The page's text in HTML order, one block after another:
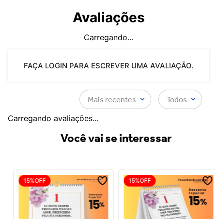
Avaliações
Carregando…
FAÇA LOGIN PARA ESCREVER UMA AVALIAÇÃO.
Mais recentes Todos
Carregando avaliações…
Você vai se interessar
15%OFF 15%OFF